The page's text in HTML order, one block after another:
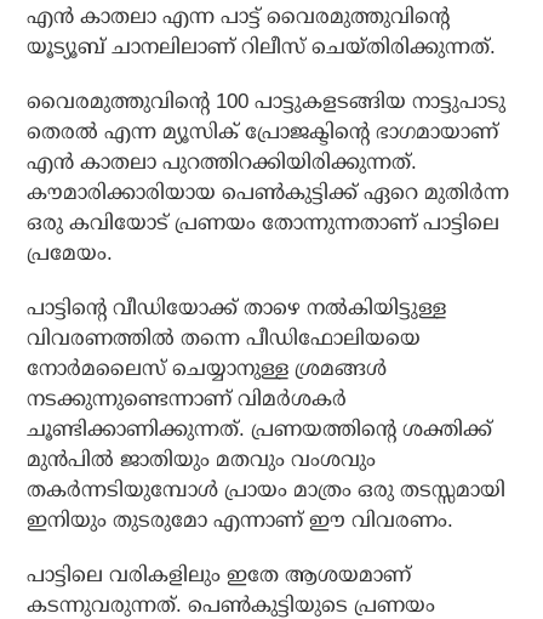
എന്‍ കാതലാ എന്ന പാട്ട് വൈരമുത്തുവിന്റെ
യൂട്യൂബ് ചാനലിലാണ് റിലീസ് ചെയ്തിരിക്കുന്നത്.
വൈരമുത്തുവിന്റെ 100 പാട്ടുകളടങ്ങിയ നാട്ടുപാടു
തെരല്‍ എന്ന മ്യൂസിക് പ്രോജക്ടിന്റെ ഭാഗമായാണ്
എന്‍ കാതലാ പുറത്തിറക്കിയിരിക്കുന്നത്.
കൗമാരിക്കാരിയായ പെണ്‍കുട്ടിക്ക് ഏറെ മുതിര്‍ന്ന
ഒരു കവിയോട് പ്രണയം തോന്നുന്നതാണ് പാട്ടിലെ
പ്രമേയം.
പാട്ടിന്റെ വീഡിയോക്ക് താഴെ നല്‍കിയിട്ടുള്ള
വിവരണത്തില്‍ തന്നെ പീഡിഫോലിയയെ
നോര്‍മലൈസ് ചെയ്യാനുള്ള ശ്രമങ്ങള്‍
നടക്കുന്നുണ്ടെന്നാണ് വിമര്‍ശകര്‍
ചൂണ്ടിക്കാണിക്കുന്നത്. പ്രണയത്തിന്റെ ശക്തിക്ക്
മുന്‍പില്‍ ജാതിയും മതവും വംശവും
തകര്‍ന്നടിയുമ്പോള്‍ പ്രായം മാത്രം ഒരു തടസ്സമായി
ഇനിയും തുടരുമോ എന്നാണ് ഈ വിവരണം.
പാട്ടിലെ വരികളിലും ഇതേ ആശയമാണ്
കടന്നുവരുന്നത്. പെണ്‍കുട്ടിയുടെ പ്രണയം